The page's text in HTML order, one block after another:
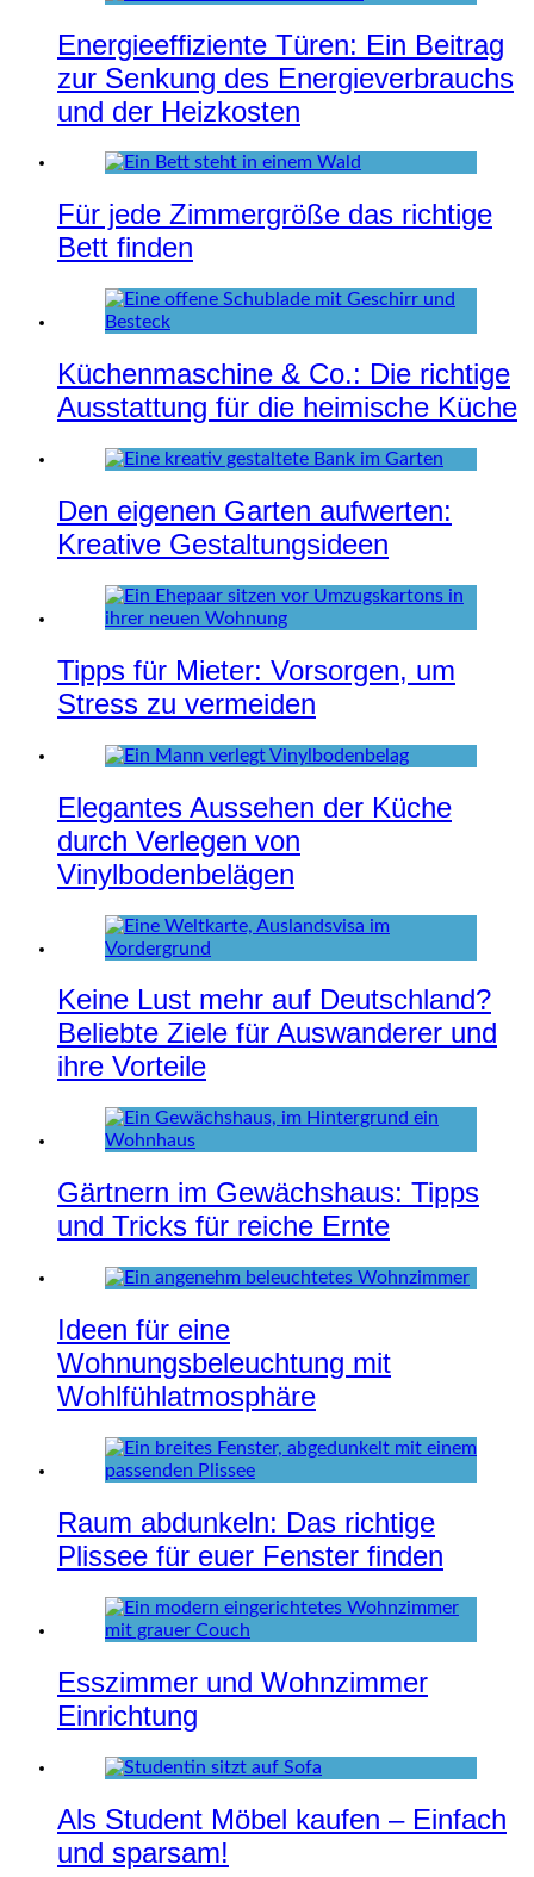
Energieeffiziente Türen: Ein Beitrag
zur Senkung des Energieverbrauchs
und der Heizkosten
Für jede Zimmergröße das richtige
Bett finden
Küchenmaschine & Co.: Die richtige
Ausstattung für die heimische Küche
Den eigenen Garten aufwerten:
Kreative Gestaltungsideen
Tipps für Mieter: Vorsorgen, um
Stress zu vermeiden
Elegantes Aussehen der Küche
durch Verlegen von
Vinylbodenbelägen
Keine Lust mehr auf Deutschland?
Beliebte Ziele für Auswanderer und
ihre Vorteile
Gärtnern im Gewächshaus: Tipps
und Tricks für reiche Ernte
Ideen für eine
Wohnungsbeleuchtung mit
Wohlfühlatmosphäre
Raum abdunkeln: Das richtige
Plissee für euer Fenster finden
Esszimmer und Wohnzimmer
Einrichtung
Als Student Möbel kaufen – Einfach
und sparsam!